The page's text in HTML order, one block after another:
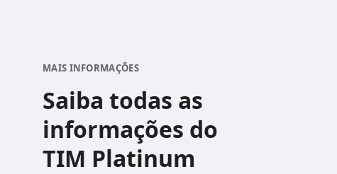
MAIS INFORMAÇÕES
Saiba todas as
informações do
TIM Platinum